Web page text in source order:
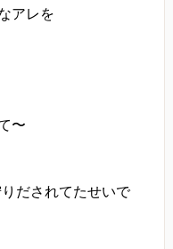
アレを
〜
だされてたせいで